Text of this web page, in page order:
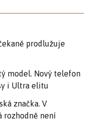
prodlužuje
model. Nový telefon
i Ultra elitu
značka. V
rozhodně není